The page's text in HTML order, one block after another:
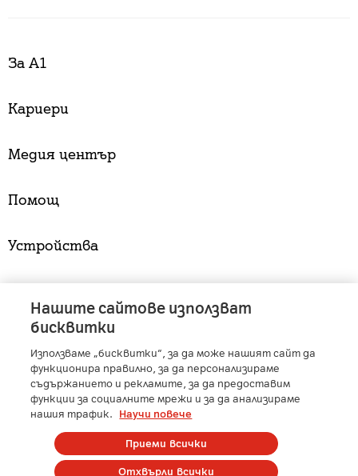
За А1
Кариери
Медия център
Помощ
Устройства
A1 Austria - A1 Croatia - A1 Serbia - A1 Belarus
A1 Bulgaria
- A1 Macedonia - A1 Slovenia
A1 Digital
- Member of A1 Group
Copyright © 2025 А1 България. | Protected by reCAPTCHA
Нашите сайтове използват
бисквитки
Използваме „бисквитки“, за да може нашият сайт да
функционира правилно, за да персонализираме
съдържанието и рекламите, за да предоставим
функции за социалните мрежи и за да анализираме
нашия трафик.
Научи повече
Отхвърли всички
Приеми всички